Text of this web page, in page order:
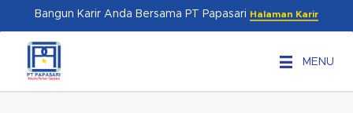
content
Bangun Karir Anda Bersama PT Papasari Halaman Karir
MENU
Close
Menu